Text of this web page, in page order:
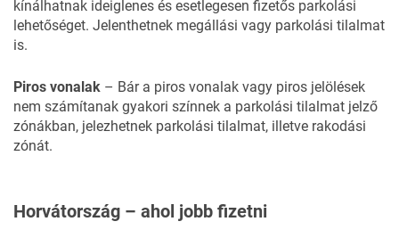
kínálhatnak ideiglenes és esetlegesen fizetős parkolási
lehetőséget. Jelenthetnek megállási vagy parkolási tilalmat
is.
Piros vonalak – Bár a piros vonalak vagy piros jelölések
nem számítanak gyakori színnek a parkolási tilalmat jelző
zónákban, jelezhetnek parkolási tilalmat, illetve rakodási
zónát.
Horvátország – ahol jobb fizetni